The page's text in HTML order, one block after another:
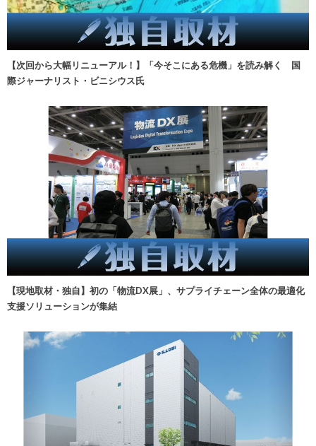
【次回から大幅リニューアル！】「今そこにある危機」を読み解く 国
際ジャーナリスト・ビニシウス氏
【現地取材・独自】初の「物流DX展」、サプライチェーン全体の最適化
支援ソリューションが集結